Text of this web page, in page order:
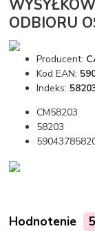
ODBIORU
Producent:
Kod EAN:
Indeks:
CM58203
58203
Hodnotenie 5